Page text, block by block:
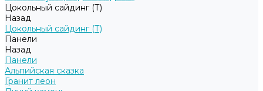
Цокольный сайдинг (Т)
Назад
Цокольный сайдинг (Т)
Панели
Назад
Панели
Альпийская сказка
Гранит леон